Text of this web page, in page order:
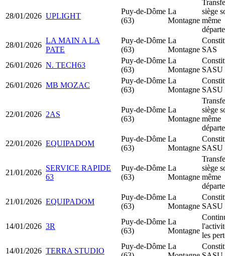
28/01/2026 UPLIGHT
Puy-de-Dôme
(63)
La
Montagne
siège
même
28/01/2026
LA MAIN A LA
PATE
Puy-de-Dôme
(63)
La
Montagne SAS
26/01/2026 N. TECH63
Puy-de-Dôme
(63)
La
Montagne SASU
26/01/2026 MB MOZAC
Puy-de-Dôme
(63)
La
Montagne SASU
22/01/2026 2AS
Puy-de-Dôme
(63)
La
Montagne
siège
même
22/01/2026 EQUIPADOM
Puy-de-Dôme
(63)
La
Montagne SASU
21/01/2026
SERVICE RAPIDE
63
Puy-de-Dôme
(63)
La
Montagne
siège
même
21/01/2026 EQUIPADOM
Puy-de-Dôme
(63)
La
Montagne SASU
14/01/2026 3R
Puy-de-Dôme
(63)
La
Montagne
les
14/01/2026 TERRA STUDIO
Puy-de-Dôme La